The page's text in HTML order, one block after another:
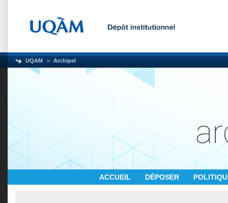
UQAM Archipel
ACCUEIL DÉPOSER